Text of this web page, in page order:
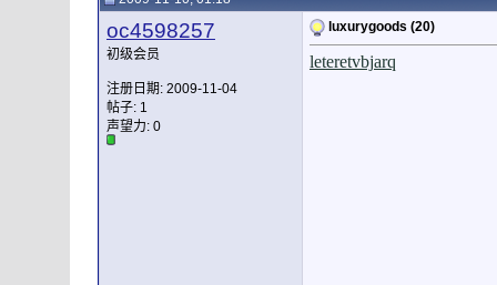
oc4598257
初级会员
注册日期: 2009-11-04
帖子: 1
声望力: 0
luxurygoods (20)
leteretvbjarq